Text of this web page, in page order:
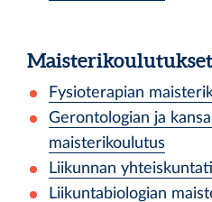
Maisterikoulutukset
Fysioterapian
Gerontologian ja
maisterikoulutus
Liikunnan
Liikuntabiologian